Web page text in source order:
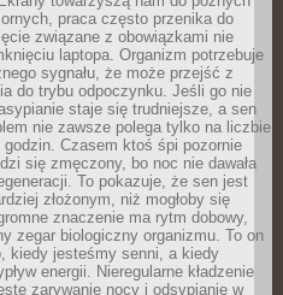
praca często przenika do
związane z obowiązkami nie
laptopa. Organizm potrzebuje
sygnału, że może przejść z
do trybu odpoczynku. Jeśli go nie
staje się trudniejsze, a sen
nie zawsze polega tylko na liczbie
godzin. Czasem ktoś śpi pozornie
się zmęczony, bo noc nie dawała
To pokazuje, że sen jest
złożonym, niż mogłoby się
znaczenie ma rytm dobowy,
zegar biologiczny organizmu. To on
kiedy jesteśmy senni, a kiedy
energii. Nieregularne kładzenie
zarywanie nocy i odsypianie w